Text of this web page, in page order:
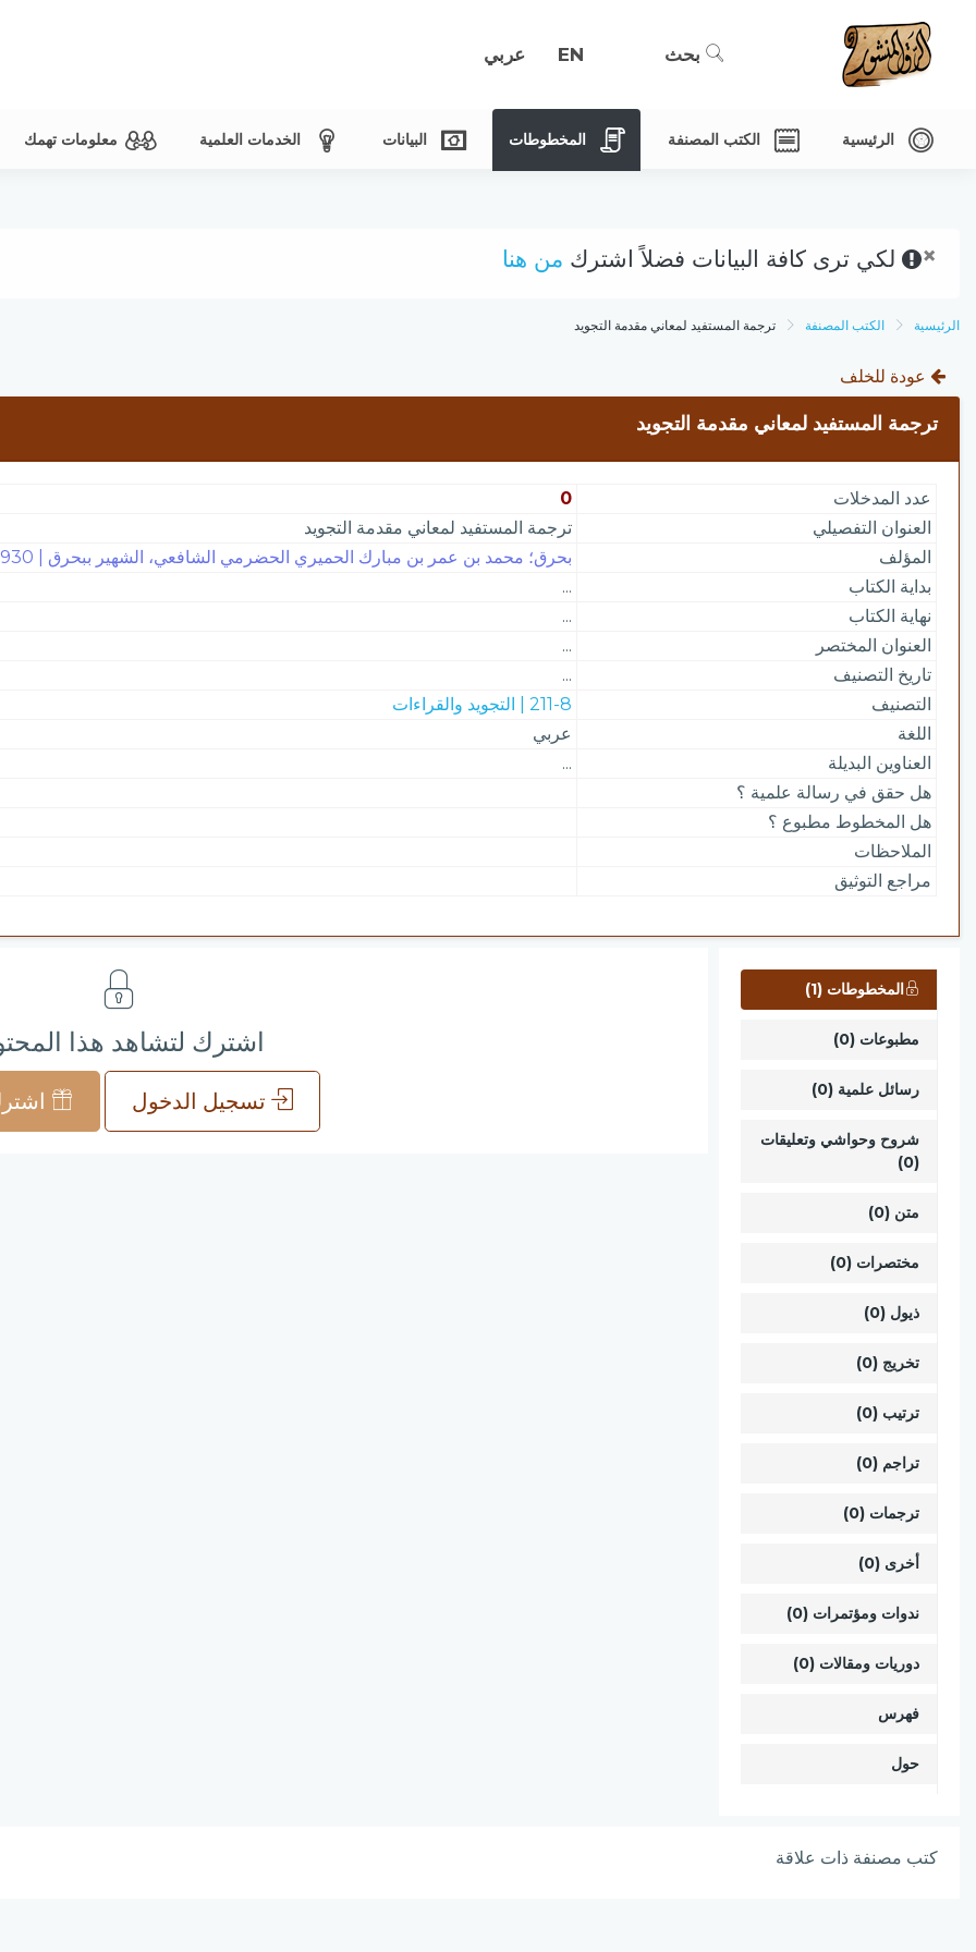
بحث EN عربي
الرئيسية الكتب المصنفة المخطوطات البيانات الخدمات العلمية معلومات تهمك
× لكي ترى كافة البيانات فضلاً اشترك من هنا
الرئيسية الكتب المصنفة ترجمة المستفيد لمعاني مقدمة التجويد
عودة للخلف
ترجمة المستفيد لمعاني مقدمة التجويد
عدد المدخلات
0
العنوان التفصيلي
ترجمة المستفيد لمعاني مقدمة التجويد
المؤلف
بحرق؛ محمد بن عمر بن مبارك الحميري الحضرمي الشافعي، الشهير ببحرق | 930
بداية الكتاب
...
نهاية الكتاب
...
العنوان المختصر
...
تاريخ التصنيف
...
التصنيف
211-8 | التجويد والقراءات
اللغة
عربي
العناوين البديلة
...
هل حقق في رسالة علمية ؟
هل المخطوط مطبوع ؟
الملاحظات
مراجع التوثيق
المخطوطات (1)
مطبوعات (0)
رسائل علمية (0)
شروح وحواشي وتعليقات
(0)
متن (0)
مختصرات (0)
ذيول (0)
تخريج (0)
ترتيب (0)
تراجم (0)
ترجمات (0)
أخرى (0)
ندوات ومؤتمرات (0)
دوريات ومقالات (0)
فهرس
حول
اشترك لتشاهد هذا
تسجيل الدخول
كتب مصنفة ذات علاقة